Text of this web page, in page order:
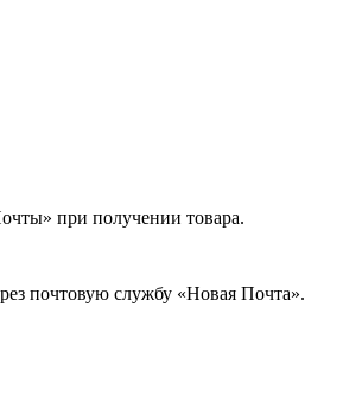
при получении товара.
почтовую службу «Новая Почта».